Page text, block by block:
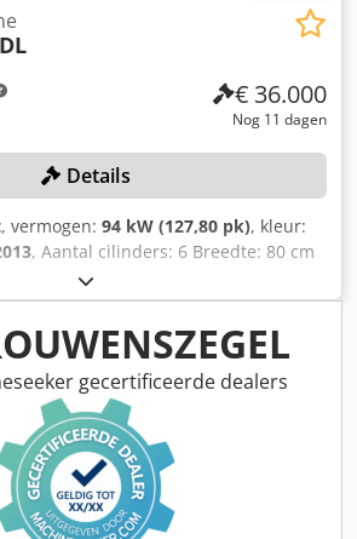
€ 36.000
Nog 11 dagen
Details
, vermogen: 94 kW (127,80 pk), kleur:
, Aantal cilinders: 6 Breedte: 80 cm
8 cm Serienummer:
D6 H Aantal cilinders: 6
kW Graafdiepte: 6,71 m Maximale
142 kN Bedrijfstijden: 5397
kW CE-conform: ja Breedte van de
U Eopfx Aqperf Staat:
gecertificeerde dealers